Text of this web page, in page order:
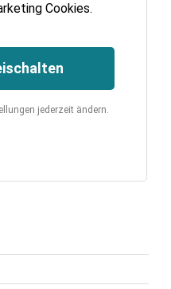
Cookies.
jederzeit ändern.